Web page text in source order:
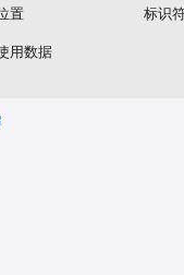
置
标识
用数据